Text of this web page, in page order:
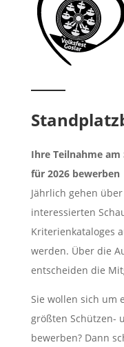
Ihre Teilnahme
für 2026 bewerben
Jährlich gehen
interessierten
Kriterienkataloges
werden. Über die
entscheiden die
Sie wollen sich um
größten Schützen-
bewerben? Dann